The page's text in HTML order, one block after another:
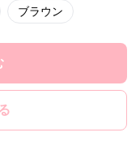
ブラウン